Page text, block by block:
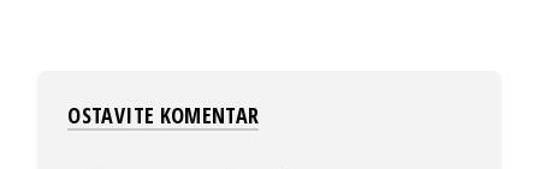
OSTAVITE KOMENTAR